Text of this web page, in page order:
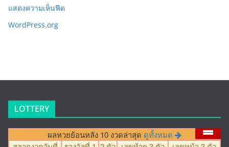
แสดงความเห็นฟีด
WordPress.org
LOTTERY